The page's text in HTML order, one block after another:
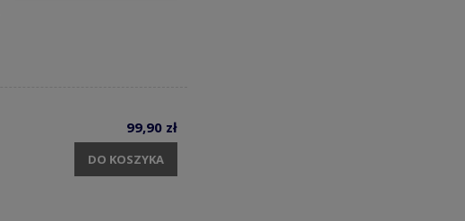
99,90 zł
DO KOSZYKA